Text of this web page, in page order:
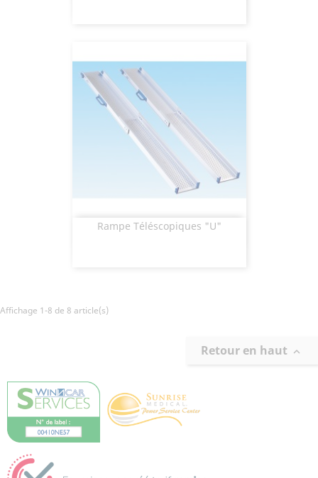
Rampe Téléscopiques "U"
Aperçu rapide
Affichage 1-8 de 8 article(s)
Retour en haut 